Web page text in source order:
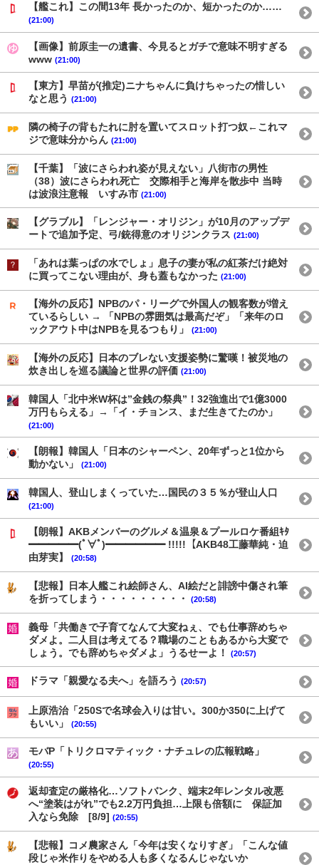
【艦これ】この間13年 長かったのか、短かったのか……
(21:00)
【画像】前原圭一の遺書、今見るとガチで意味不明すぎる
www (21:00)
【東方】早苗が(推定)ニナちゃんに負けちゃったの惜しい
なと思う (21:00)
隣の椅子の背もたれに肘を置いてスロット打つ奴←これマ
ジで意味分からん (21:00)
【千葉】「波にさらわれ姿が見えない」八街市の男性
（38）波にさらわれ死亡 交際相手と海岸を散歩中 当時
は波浪注意報 いすみ市 (21:00)
【グラブル】「レンジャー・オリジン」が10月のアップデ
ートで追加予定、弓/銃得意のオリジンクラス (21:00)
「あれは葉っぱの水でしょ」息子の妻が私の紅茶だけ絶対
に買ってこない理由が、身も蓋もなかった (21:00)
【海外の反応】NPBのパ・リーグで外国人の観客数が増え
ているらしい → 「NPBの雰囲気は最高だぞ」「来年のロ
ックアウト中はNPBを見るつもり」
(21:00)
【海外の反応】日本のブレない支援姿勢に驚嘆！被災地の
炊き出しを巡る議論と世界の評価 (21:00)
韓国人「北中米W杯は”金銭の祭典”！32強進出で1億3000
万円もらえる」→「イ・チョンス、まだ生きてたのか」
(21:00)
【朗報】韓国人「日本のシャーペン、20年ずっと1位から
動かない」
(21:00)
韓国人、登山しまくっていた…国民の３５％が登山人口
(21:00)
【朗報】AKBメンバーのグルメ＆温泉＆プールロケ番組ｷﾀ
━━━━━(ﾟ∀ﾟ)━━━━━━ !!!!!【AKB48工藤華純・迫
由芽実】
(20:58)
【悲報】日本人艦これ絵師さん、AI絵だと誹謗中傷され筆
を折ってしまう・・・・・・・・・
(20:58)
義母「共働きで子育てなんて大変ねぇ、でも仕事辞めちゃ
ダメよ。二人目は考えてる？職場のこともあるから大変で
しょう。でも辞めちゃダメよ」うるせーよ！
(20:57)
ドラマ「親愛なる夫へ」を語ろう (20:57)
上原浩治「250Sで名球会入りは甘い。300か350に上げて
もいい」
(20:55)
モバP「トリクロマティック・ナチュレの広報戦略」
(20:55)
返却査定の厳格化…ソフトバンク、端末2年レンタル改悪
へ“塗装はがれ”でも2.2万円負担…上限も倍額に 保証加
入なら免除 [8/9] (20:55)
【悲報】コメ農家さん「今年は安くなりすぎ」「こんな値
段じゃ米作りをやめる人も多くなるんじゃないか